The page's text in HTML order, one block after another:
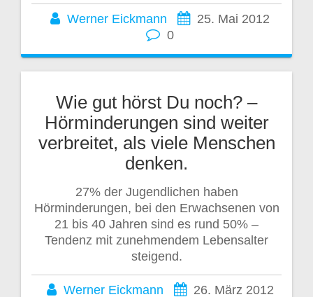
Werner Eickmann
25. Mai 2012
0
Wie gut hörst Du noch? –
Hörminderungen sind weiter
verbreitet, als viele Menschen
denken.
27% der Jugendlichen haben
Hörminderungen, bei den Erwachsenen von
21 bis 40 Jahren sind es rund 50% –
Tendenz mit zunehmendem Lebensalter
steigend.
Werner Eickmann
26. März 2012